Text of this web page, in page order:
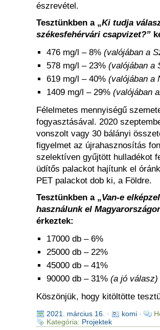
észrevétel.
Tesztünkben a „Ki tudja
székesfehérvári csapvizet?”
476 mg/l – 8% (valójában a
578 mg/l – 23% (valójában a
619 mg/l – 40% (valójában a
1409 mg/l – 29% (valójában
Félelmetes mennyiségű
fogyasztásával. 2020
vonszolt vagy 30 bálányi
figyelmet az újrahasznosítás
szelektíven gyűjtött hulladékot
üdítős palackot hajítunk el
PET palackot dob ki, a Földre.
Tesztünkben a „Van-e
használunk el
érkeztek:
17000 db – 6%
25000 db – 22%
45000 db – 41%
90000 db – 31% (a jó válasz)
Köszönjük, hogy kitöltötte
2021. március 16. · komi·
Kategória: Projektek